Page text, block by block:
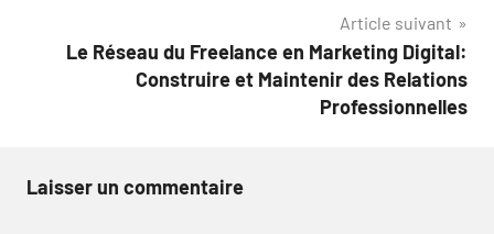
Article suivant
Le Réseau du Freelance en Marketing Digital:
Construire et Maintenir des Relations
Professionnelles
Laisser un commentaire